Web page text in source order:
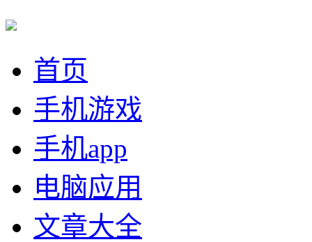
首页
手机游戏
手机app
电脑应用
文章大全